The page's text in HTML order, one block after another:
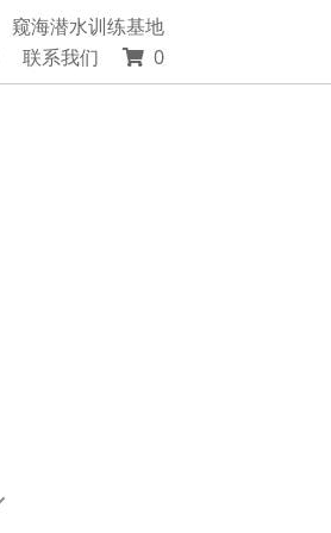
窥海潜水训练基地
联系我们 0